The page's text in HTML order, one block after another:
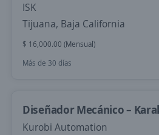
ISK
Tijuana, Baja California
$ 16,000.00 (Mensual)
Más de 30 días
Diseñador Mecánico –
Kurobi Automation